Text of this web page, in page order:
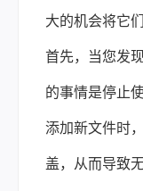
大的机会将它
首先，当您发
的事情是停止
添加新文件时
盖，从而导致